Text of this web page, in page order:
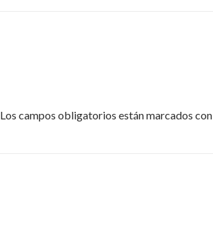
Los campos obligatorios están marcados con